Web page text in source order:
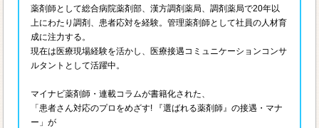
薬剤師として総合病院薬剤部、漢方調剤薬局、調剤薬局で20年以
上にわたり調剤、患者応対を経験。管理薬剤師として社員の人材育
成に注力する。
現在は医療現場経験を活かし、医療接遇コミュニケーションコンサ
ルタントとして活躍中。
マイナビ薬剤師・連載コラムが書籍化された、
「患者さん対応のプロをめざす! 『選ばれる薬剤師』の接遇・マナ
ー」が